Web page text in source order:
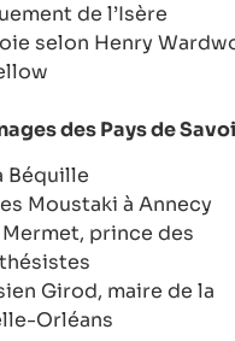
de l’Isère
selon Henry
des Pays de
Béquille
Moustaki à Annecy
prince des
Girod, maire de la
Orléans